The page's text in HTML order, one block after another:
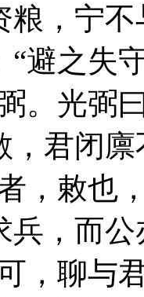
粮，宁
“避之失
。光弼
，君闭
，敕也
兵，而
，聊与